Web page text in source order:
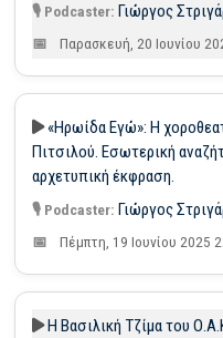
Γιώργος
Παρασκευή, 20 Ιουνίου
«Ηρωίδα Εγώ»: Η
Πιτσιλού. Εσωτερική
αρχετυπική έκφραση.
Γιώργος
Πέμπτη, 19 Ιουνίου 2025
Η Βασιλική Τζίμα του